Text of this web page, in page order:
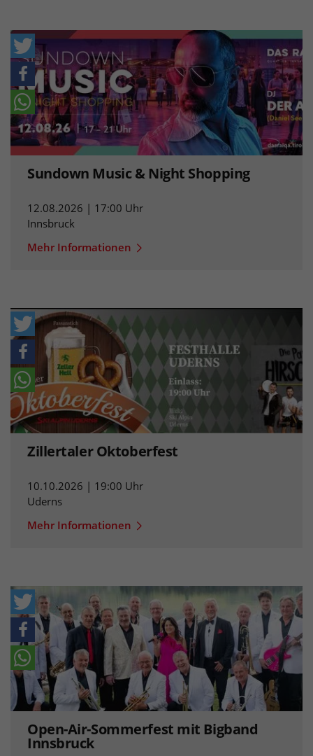
Sundown Music & Night Shopping
12.08.2026 | 17:00 Uhr
Innsbruck
Mehr Informationen
Zillertaler Oktoberfest
10.10.2026 | 19:00 Uhr
Uderns
Mehr Informationen
Open-Air-Sommerfest mit Bigband
Innsbruck